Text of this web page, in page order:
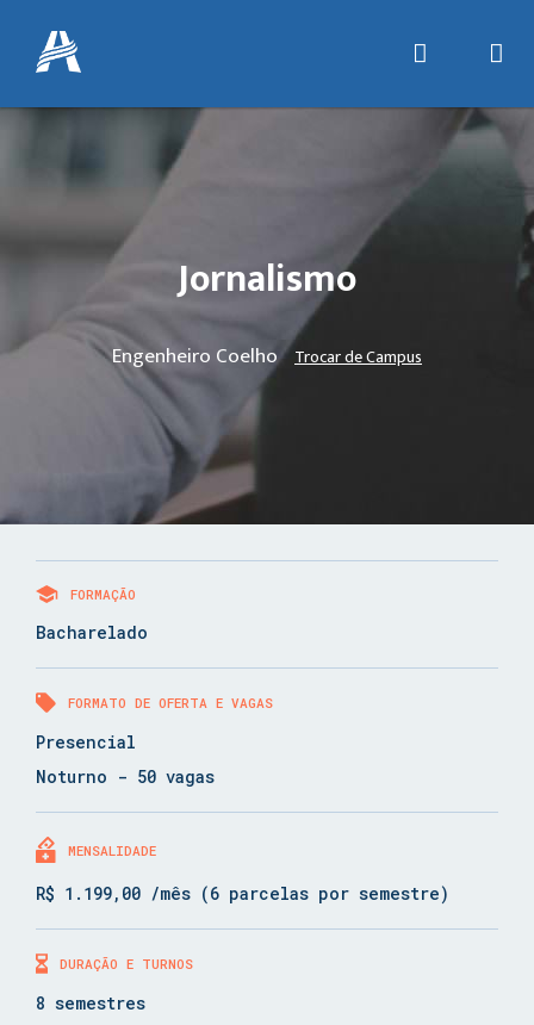
Jornalismo
Engenheiro Coelho Trocar de Campus
FORMAÇÃO
Bacharelado
FORMATO DE OFERTA E VAGAS
Presencial
Noturno - 50 vagas
MENSALIDADE
R$ 1.199,00 /mês (6 parcelas por semestre)
DURAÇÃO E TURNOS
8 semestres